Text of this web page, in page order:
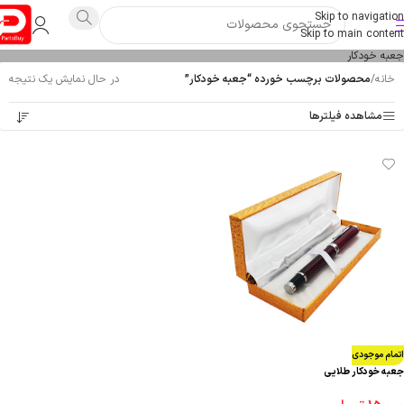
Skip to navigation
Skip to main content
جعبه خودکار
خانه/محصولات برچسب خورده “جعبه خودکار” در حال نمایش یک نتیجه
مشاهده فیلترها
اتمام موجودی
جعبه خودکار طلایی